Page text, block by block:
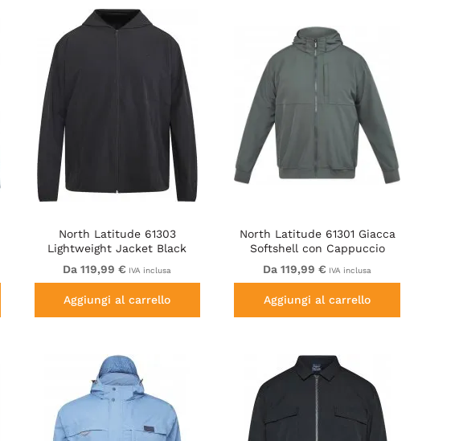
North Latitude 61303
Lightweight Jacket Black
Da 119,99 € IVA inclusa
Aggiungi al carrello
North Latitude 61301 Giacca
Softshell con Cappuccio
Rimovibile Verde Scuro
Da 119,99 € IVA inclusa
Aggiungi al carrello